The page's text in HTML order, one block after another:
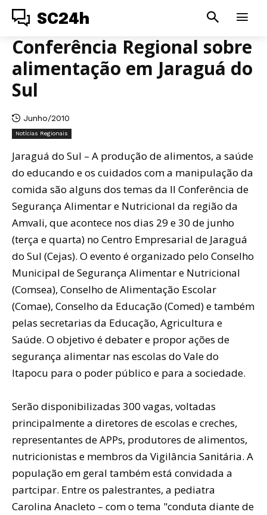
SC24h
Conferência Regional sobre
alimentação em Jaraguá do
Sul
Junho/2010
Notícias Regionais
Jaraguá do Sul – A produção de alimentos, a saúde
do educando e os cuidados com a manipulação da
comida são alguns dos temas da II Conferência de
Segurança Alimentar e Nutricional da região da
Amvali, que acontece nos dias 29 e 30 de junho
(terça e quarta) no Centro Empresarial de Jaraguá
do Sul (Cejas). O evento é organizado pelo Conselho
Municipal de Segurança Alimentar e Nutricional
(Comsea), Conselho de Alimentação Escolar
(Comae), Conselho da Educação (Comed) e também
pelas secretarias da Educação, Agricultura e
Saúde. O objetivo é debater e propor ações de
segurança alimentar nas escolas do Vale do
Itapocu para o poder público e para a sociedade.
Serão disponibilizadas 300 vagas, voltadas
principalmente a diretores de escolas e creches,
representantes de APPs, produtores de alimentos,
nutricionistas e membros da Vigilância Sanitária. A
população em geral também está convidada a
partcipar. Entre os palestrantes, a pediatra
Carolina Anacleto – com o tema "conduta diante de